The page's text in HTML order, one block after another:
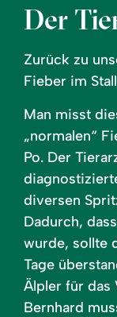
Der
Zurück zu
Fieber im
Man misst
„normalen“
Po. Der
diversen
Dadurch,
wurde, sollte
Tage
Älpler für das
Bernhard